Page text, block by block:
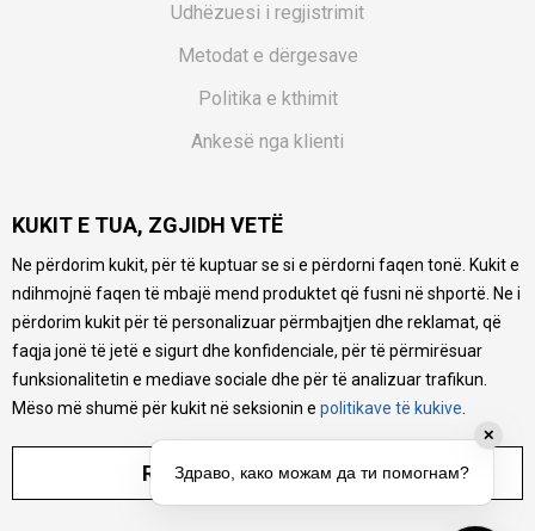
Udhëzuesi i regjistrimit
Metodat e dërgesave
Politika e kthimit
Ankesë nga klienti
Pyetjet më të shpeshta
Ne bëjmë çmos që të ofrojmë një përshkrim sa më të saktë
të produkteve tona, ofrojmë edhe foto e çmimin, por nuk
mund të garantojmë që informacioni është i plotë e pa
gabime. Të gjitha produktet janë pjesë e portfolios sonë, por
kjo nuk do të thotë se janë në gjendje në çdo çast.
KUKIT E TUA, ZGJIDH VETË
Ne përdorim kukit, për të kuptuar se si e përdorni faqen tonë. Kukit e
ndihmojnë faqen të mbajë mend produktet që fusni në shportë. Ne i
përdorim kukit për të personalizuar përmbajtjen dhe reklamat, që
faqja jonë të jetë e sigurt dhe konfidenciale, për të përmirësuar
funksionalitetin e mediave sociale dhe për të analizuar trafikun.
Mëso më shumë për kukit në seksionin e politikave të kukive
RREGULLO PARAMETRAT
✕
Здраво, како можам да ти помогнам?